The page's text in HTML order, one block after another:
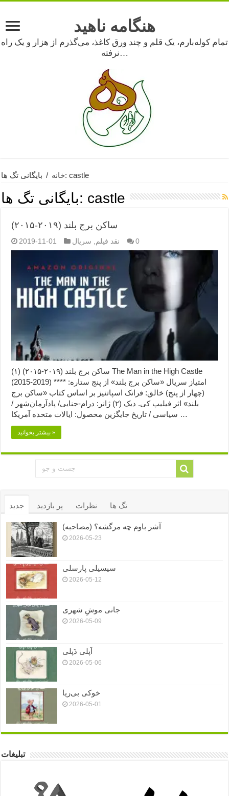
هنگامه ناهید
تمام کوله‌بارم، یک قلم و چند ورق کاغذ، می‌گذرم از هزار و یک راه
نرفته…
خانه / بایگانی تگ ها: castle
بایگانی تگ ها: castle
ساکن برج بلند (۲۰۱۹-۲۰۱۵)
2019-11-01 نقد فیلم سریال 0
ساکن برج بلند (۲۰۱۹-۲۰۱۵) (۱) The Man in the High Castle
(2015-2019) امتیاز سریال «ساکن برج بلند» از پنج ستاره: ****
(چهار از پنج) خالق: فرانک اسپاتنیز بر اساس کتاب «ساکن برج
بلند» اثر فیلیپ کی. دیک (۲) ژانر: درام-جنایی/ پادآرمان‌شهر /
سیاسی / تاریخ جایگزین محصول: ایالات متحده آمریکا …
بیشتر بخوانید »
جدید پر بازدید نظرات تگ ها
آشر باوم چه مرگشه؟ (مصاحبه)
2026-05-23
سیسیلی پارسلی
2026-05-12
جانی موشِ شهری
2026-05-09
اَپلی دَپلی
2026-05-06
خوکی بی‌ریا
2026-05-01
تبلیغات